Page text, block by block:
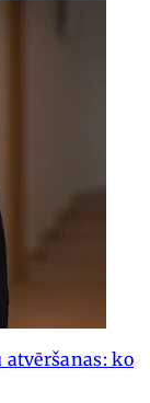
ko